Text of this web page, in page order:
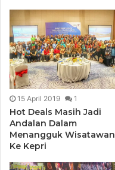
15 April 2019 1
Hot Deals Masih Jadi
Andalan Dalam
Menangguk Wisatawan
Ke Kepri